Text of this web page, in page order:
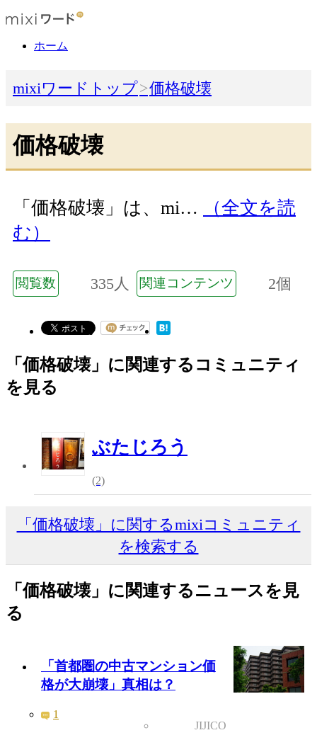
ホーム
mixiワードトップ 価格破壊
価格破壊
「価格破壊」は、mi…
（全文を読
む）
閲覧数 335人 関連コンテンツ 2個
「価格破壊」に関連するコミュニティ
を見る
ぶたじろう
(2)
「価格破壊」に関するmixiコミュニティ
を検索する
「価格破壊」に関連するニュースを見
る
「首都圏の中古マンション価
格が大崩壊」真相は？
1
JIJICO